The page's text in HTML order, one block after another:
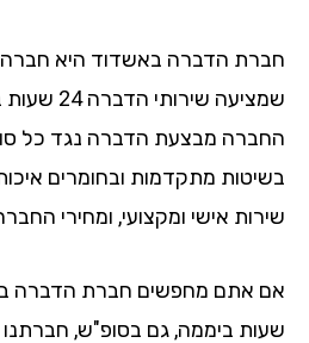
חברת הדברה באשדוד היא חברה
שמציעה
החברה מבצעת הדברה נגד כל
בשיטות מתקדמות ובחומרים
שירות אישי ומקצועי, ומחירי
שעות ביממה, גם בסופ"ש,